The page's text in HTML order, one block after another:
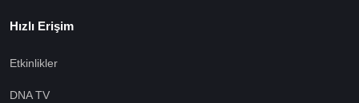
Hızlı Erişim
Etkinlikler
DNA TV